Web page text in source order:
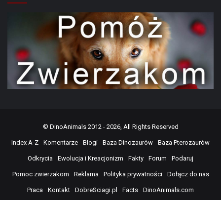
© DinoAnimals2012 - 2026, All Rights Reserved
Index A-Z Komentarze Blogi Baza Dinozaurów Baza Pterozaurów
Odkrycia Ewolucja i Kreacjonizm Fakty Forum Podaruj
Pomoc zwierzakom Reklama Polityka prywatności Dołącz do nas
Praca Kontakt DobreSciagi.pl Facts DinoAnimals.com